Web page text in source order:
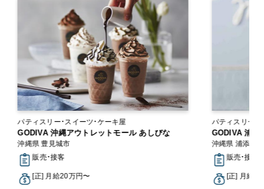
パティスリー・スイーツ・ケーキ屋
GODIVA 沖縄アウトレットモール あしびな
沖縄県 豊見城市
販売・接客
[正] 月給20万円〜
パティスリー・
GODIVA 浦添
沖縄県 浦添市
販売・接客
[正] 月給